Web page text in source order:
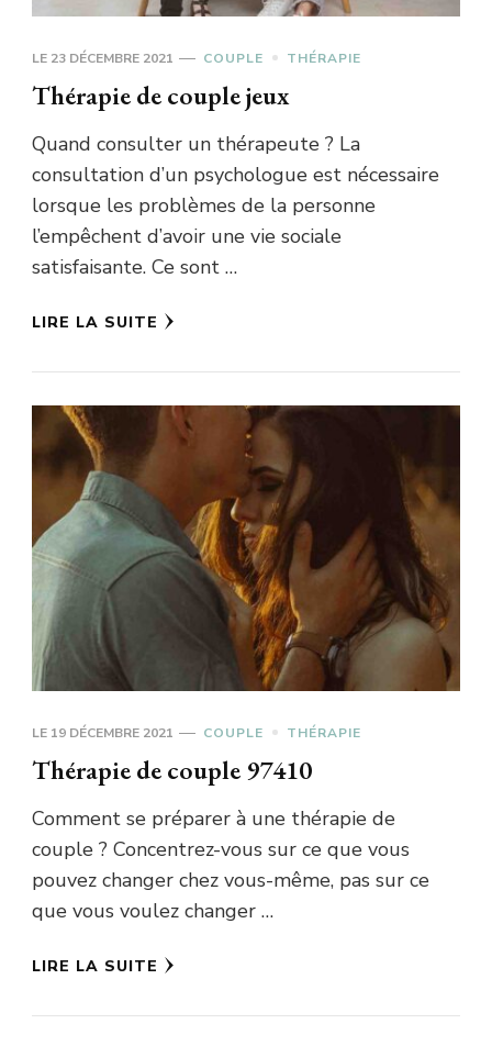
LE 23 DÉCEMBRE 2021 COUPLE THÉRAPIE
Thérapie de couple jeux
Quand consulter un thérapeute ? La
consultation d’un psychologue est nécessaire
lorsque les problèmes de la personne
l’empêchent d’avoir une vie sociale
satisfaisante. Ce sont …
LIRE LA SUITE
LE 19 DÉCEMBRE 2021 COUPLE THÉRAPIE
Thérapie de couple 97410
Comment se préparer à une thérapie de
couple ? Concentrez-vous sur ce que vous
pouvez changer chez vous-même, pas sur ce
que vous voulez changer …
LIRE LA SUITE